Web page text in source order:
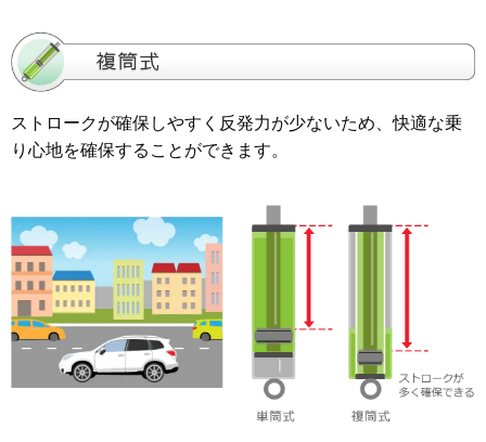
ストロークが確保しやすく反発力が少ないため、快適な乗
り心地を確保することができます。